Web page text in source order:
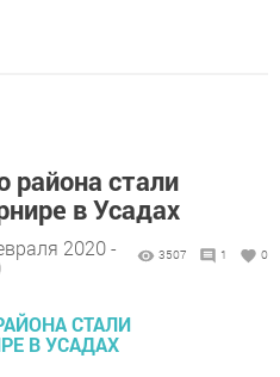
стали
в Усадах
2020 -
3507 1 0